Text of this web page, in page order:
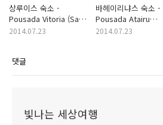
상루이스 숙소 -
Pousada Vitoria (Sao
Luis, Brazil)
2014.07.23
바헤이리냐스 숙소 -
Pousada Atairu
(Barreirinhas, Brazil)
2014.07.23
댓글
빛나는 세상여행